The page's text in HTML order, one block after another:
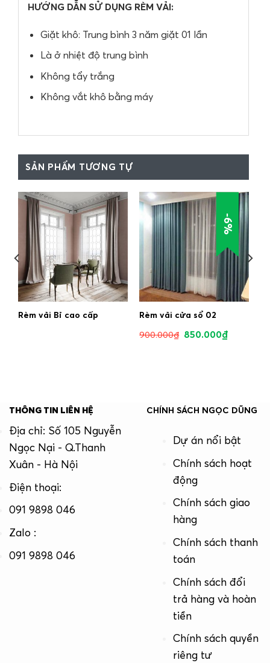
HƯỚNG DẪN SỬ DỤNG RÈM VẢI:
Giặt khô: Trung bình 3 năm giặt 01 lần
Là ở nhiệt độ trung bình
Không tẩy trắng
Không vắt khô bằng máy
SẢN PHẨM TƯƠNG TỰ
Rèm vải Bỉ cao cấp
-6%
Rèm vải cửa sổ 02
900.000₫ 850.000₫
THÔNG TIN LIÊN HỆ
Địa chỉ: Số 105 Nguyễn
Ngọc Nại - Q.Thanh
Xuân - Hà Nội
Điện thoại:
091 9898 046
Zalo :
091 9898 046
CHÍNH SÁCH NGỌC DŨNG
Dự án nổi bật
Chính sách hoạt
động
Chính sách giao
hàng
Chính sách thanh
toán
Chính sách đổi
trả hàng và hoàn
tiền
Chính sách quyền
riêng tư